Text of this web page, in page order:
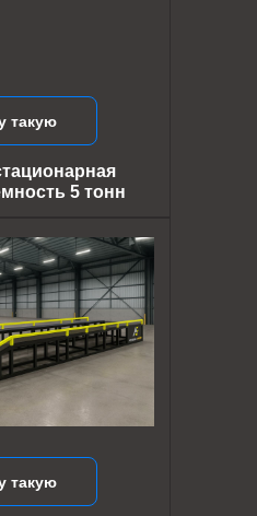
такую
такую
5 тонн